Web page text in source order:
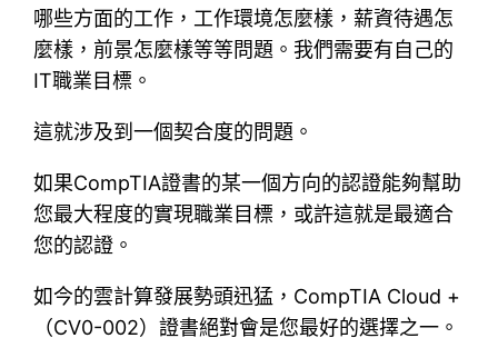
哪些方面的工作，工作環境怎麼樣，薪資待遇怎
麼樣，前景怎麼樣等等問題。我們需要有自己的
IT職業目標。
這就涉及到一個契合度的問題。
如果CompTIA證書的某一個方向的認證能夠幫助
您最大程度的實現職業目標，或許這就是最適合
您的認證。
如今的雲計算發展勢頭迅猛，CompTIA Cloud +
（CV0-002）證書絕對會是您最好的選擇之一。